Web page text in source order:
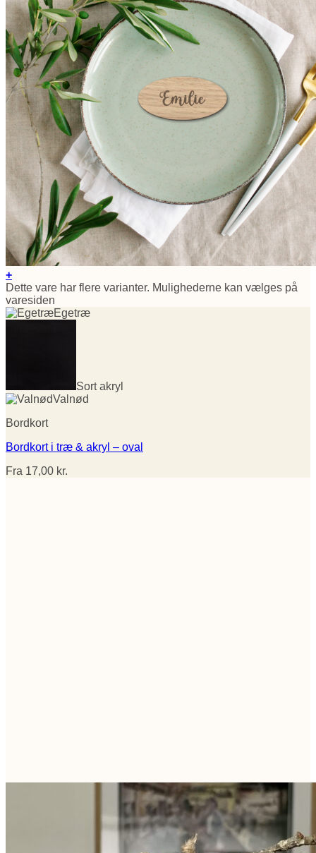
+
Dette vare har flere varianter. Mulighederne kan vælges på
varesiden
Egetræ
Sort akryl
Valnød
Bordkort
Bordkort i træ & akryl – oval
Fra 17,00 kr.